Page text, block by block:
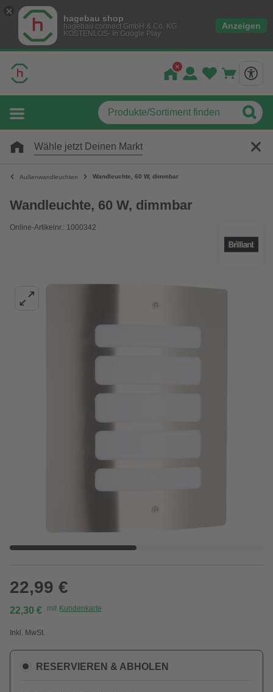
hagebau shop
hagebau connect GmbH & Co. KG
KOSTENLOS- In Google Play
Anzeigen
Wähle jetzt Deinen Markt
Außenwandleuchten Wandleuchte, 60 W, dimmbar
Wandleuchte, 60 W, dimmbar
Online-Artikelnr.: 1000342
22,99 €
22,30 € mit Kundenkarte
Inkl. MwSt.
RESERVIEREN & ABHOLEN